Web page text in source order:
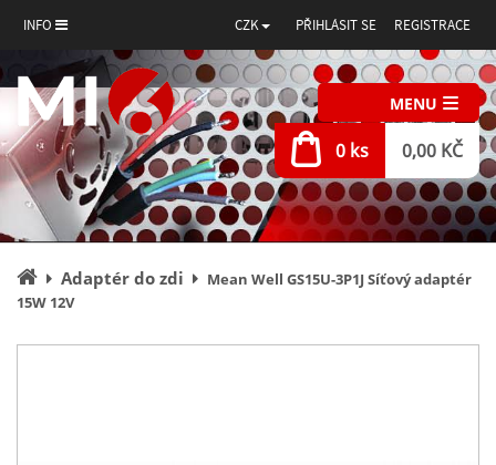
INFO CZK PŘIHLÁSIT SE REGISTRACE
MENU
0 ks 0,00 KČ
Úvodní
stránka
Adaptér do zdi
Mean Well GS15U-3P1J Síťový adaptér
15W 12V